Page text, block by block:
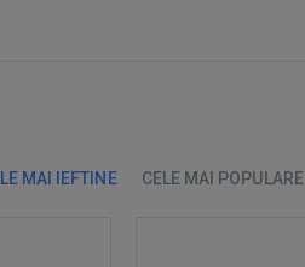
MAI IEFTINE CELE MAI POPULARE